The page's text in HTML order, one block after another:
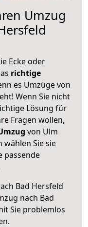
Umzug
Ecke oder
richtige
es Umzüge von
Wenn Sie nicht
Lösung für
Fragen wollen,
von Ulm
wählen Sie sie
passende
Bad Hersfeld
nach Bad
Sie problemlos